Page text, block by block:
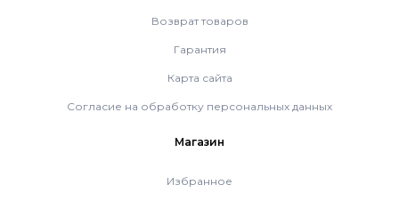
Econcept TECH AC
Возврат товаров
Гарантия
Карта сайта
Согласие на обработку персональных данных
Магазин
Избранное